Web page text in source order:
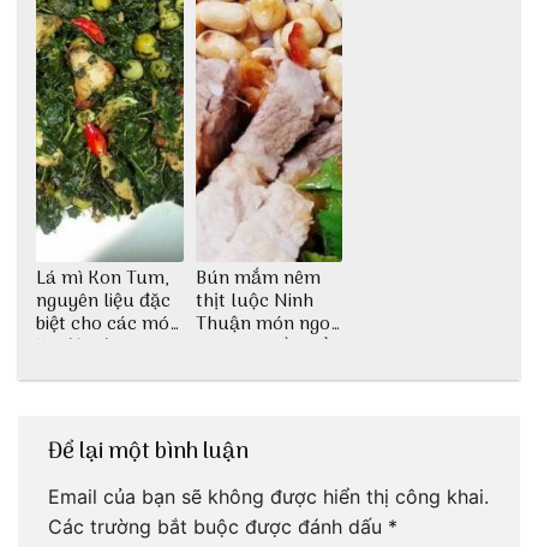
Lá mì Kon Tum,
nguyên liệu đặc
biệt cho các món
ăn độc đáo
Bún mắm nêm
thịt luộc Ninh
Thuận món ngon
dân dã miền biển
Để lại một bình luận
Email của bạn sẽ không được hiển thị công khai.
Các trường bắt buộc được đánh dấu *